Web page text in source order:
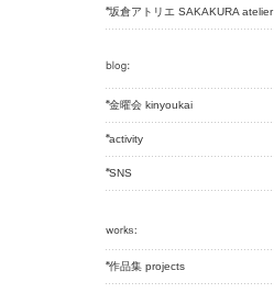
坂倉アトリエ SAKAKURA atelier
金曜会 kinyoukai
activity
SNS
作品集 projects